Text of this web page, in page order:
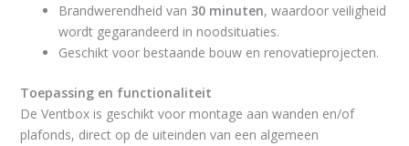
Brandwerendheid van 30 minuten, waardoor veiligheid
wordt gegarandeerd in noodsituaties.
Geschikt voor bestaande bouw en renovatieprojecten.
Toepassing en functionaliteit
De Ventbox is geschikt voor montage aan wanden en/of
plafonds, direct op de uiteinden van een algemeen